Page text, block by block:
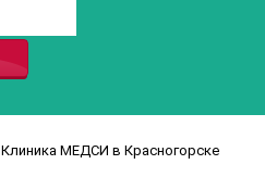
Клиника МЕДСИ в Красногорске